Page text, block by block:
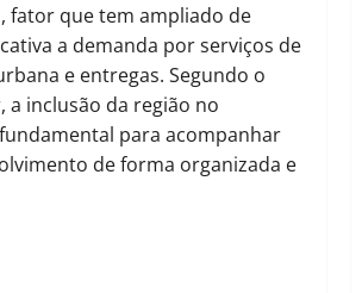
fator que tem ampliado de
a demanda por serviços de
e entregas. Segundo o
a inclusão da região no
para acompanhar
de forma organizada e